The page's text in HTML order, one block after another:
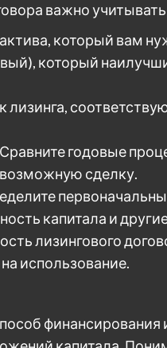
важно
который вам
который
лизинга,
годовые
сделку.
капитала и
лизингового
использование.
финансирования